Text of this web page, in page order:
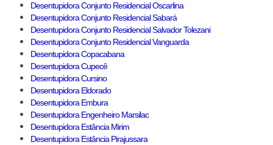
Desentupidora Conjunto Residencial Oscarlina
Desentupidora Conjunto Residencial Sabará
Desentupidora Conjunto Residencial Salvador Tolezani
Desentupidora Conjunto Residencial Vanguarda
Desentupidora Copacabana
Desentupidora Cupecê
Desentupidora Cursino
Desentupidora Eldorado
Desentupidora Embura
Desentupidora Engenheiro Marsilac
Desentupidora Estância Mirim
Desentupidora Estância Pirajussara